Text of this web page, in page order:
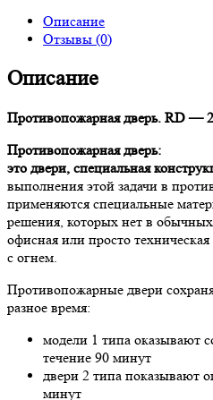
Описание
Отзывы (0)
Описание
Противопожарная дверь. RD —
Противопожарная дверь:
это двери, специальная
выполнения этой задачи в
применяются специальные
решения, которых нет в
офисная или просто
с огнем.
Противопожарные двери
разное время:
модели 1 типа оказывают
течение 90 минут
двери 2 типа показывают
минут